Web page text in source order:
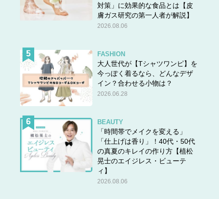
対策」に効果的な食品とは【皮
膚ガス研究の第一人者が解説】
2026.08.06
FASHION
大人世代が【Tシャツワンピ】を
今っぽく着るなら、どんなデザ
イン？合わせる小物は？
2026.06.28
BEAUTY
「時間帯でメイクを変える」
「仕上げは香り」！40代・50代
の真夏のキレイの作り方【植松
晃士のエイジレス・ビューテ
ィ】
2026.08.06